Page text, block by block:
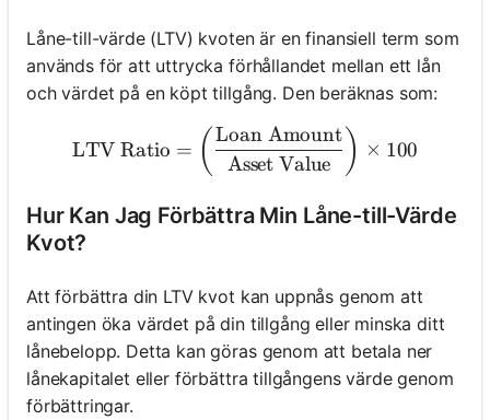
Låne-till-värde (LTV) kvoten är en finansiell term som
används för att uttrycka förhållandet mellan ett lån
och värdet på en köpt tillgång. Den beräknas som:
\text{LTV Ratio} = \left(
LTV Ratio = ( Asset Value
Loan Amount ) × 100
Hur Kan Jag Förbättra Min Låne-till-Värde
Kvot?
Att förbättra din LTV kvot kan uppnås genom att
antingen öka värdet på din tillgång eller minska ditt
lånebelopp. Detta kan göras genom att betala ner
lånekapitalet eller förbättra tillgångens värde genom
förbättringar.